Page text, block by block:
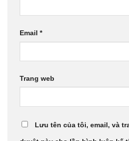
Email *
Trang web
Lưu tên của tôi, email, và